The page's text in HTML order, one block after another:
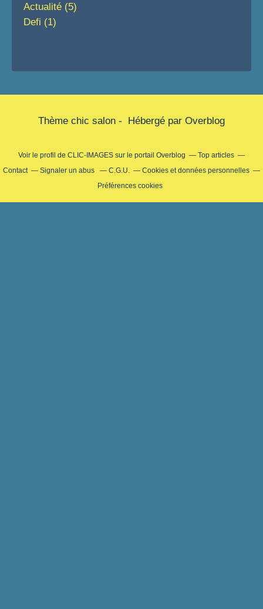
Actualité (5)
Defi (1)
Thème chic salon - Hébergé par Overblog
Voir le profil de CLIC-IMAGES sur le portail Overblog
Top articles
Contact
Signaler un abus C.G.U.
Cookies et données personnelles
Préférences cookies